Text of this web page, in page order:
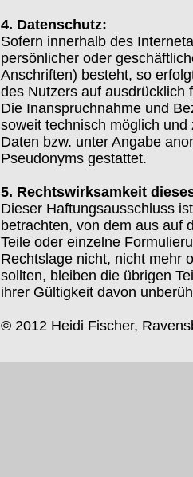
4. Datenschutz:
Sofern innerhalb des
persönlicher oder
Anschriften) besteht, so
des Nutzers auf ausdrücklich
Die Inanspruchnahme und
soweit technisch möglich
Daten bzw. unter Angabe
Pseudonyms gestattet.
5. Rechtswirksamkeit
Dieser Haftungsausschluss
betrachten, von dem aus auf
Teile oder einzelne
Rechtslage nicht, nicht mehr
sollten, bleiben die übrigen
ihrer Gültigkeit davon
© 2012 Heidi Fischer,